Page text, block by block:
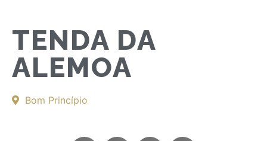
TENDA DA
ALEMOA
Bom Princípio